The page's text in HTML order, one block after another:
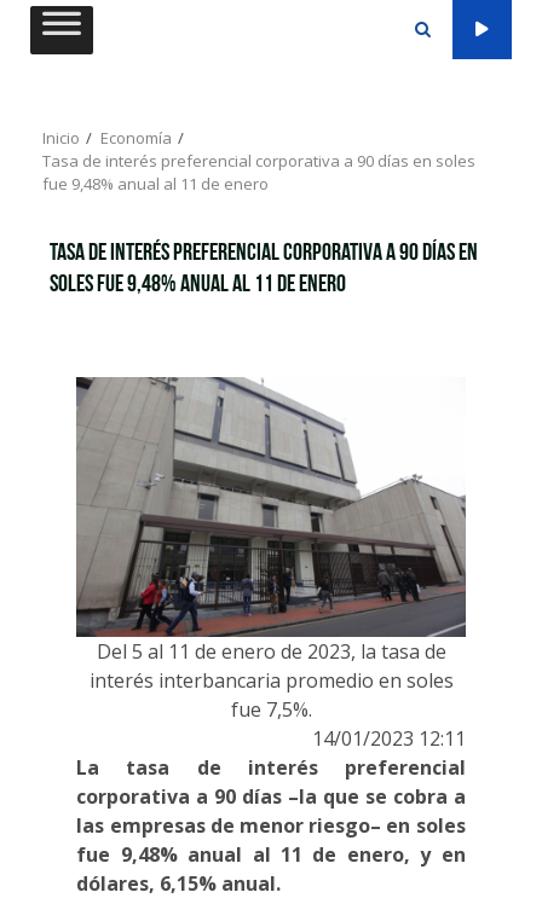
Saltar
Inicio
Economía
Tasa de interés preferencial corporativa a 90 días en soles
fue 9,48% anual al 11 de enero
Tasa de interés preferencial corporativa a 90 días en
soles fue 9,48% anual al 11 de enero
Del 5 al 11 de enero de 2023, la tasa de
interés interbancaria promedio en soles
fue 7,5%.
14/01/2023 12:11
La tasa de interés preferencial
corporativa a 90 días –la que se cobra a
las empresas de menor riesgo– en soles
fue 9,48% anual al 11 de enero, y en
dólares, 6,15% anual.